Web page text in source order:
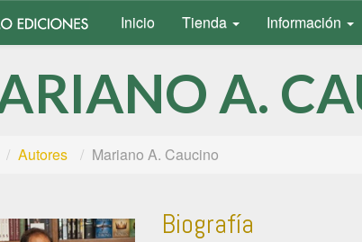
Inicio Tienda Información
A.
Autores Mariano A. Caucino
Biografía